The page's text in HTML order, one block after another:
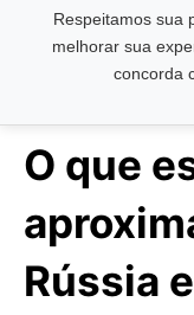
Respeitamos sua
melhorar sua
concorda
Pesquisar ...
O que
Rússia